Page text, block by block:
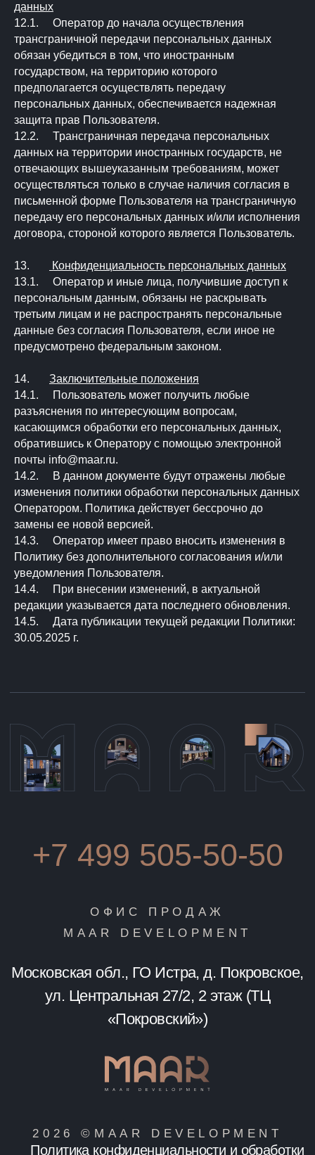
данных
12.1. Оператор до начала осуществления
трансграничной передачи персональных данных
обязан убедиться в том, что иностранным
государством, на территорию которого
предполагается осуществлять передачу
персональных данных, обеспечивается надежная
защита прав Пользователя.
12.2. Трансграничная передача персональных
данных на территории иностранных государств, не
отвечающих вышеуказанным требованиям, может
осуществляться только в случае наличия согласия в
письменной форме Пользователя на трансграничную
передачу его персональных данных и/или исполнения
договора, стороной которого является Пользователь.
13.
Конфиденциальность персональных данных
13.1. Оператор и иные лица, получившие доступ к
персональным данным, обязаны не раскрывать
третьим лицам и не распространять персональные
данные без согласия Пользователя, если иное не
предусмотрено федеральным законом.
14. Заключительные положения
14.1. Пользователь может получить любые
разъяснения по интересующим вопросам,
касающимся обработки его персональных данных,
обратившись к Оператору с помощью электронной
почты info@maar.ru.
14.2. В данном документе будут отражены любые
изменения политики обработки персональных данных
Оператором. Политика действует бессрочно до
замены ее новой версией.
14.3. Оператор имеет право вносить изменения в
Политику без дополнительного согласования и/или
уведомления Пользователя.
14.4. При внесении изменений, в актуальной
редакции указывается дата последнего обновления.
14.5. Дата публикации текущей редакции Политики:
30.05.2025 г.